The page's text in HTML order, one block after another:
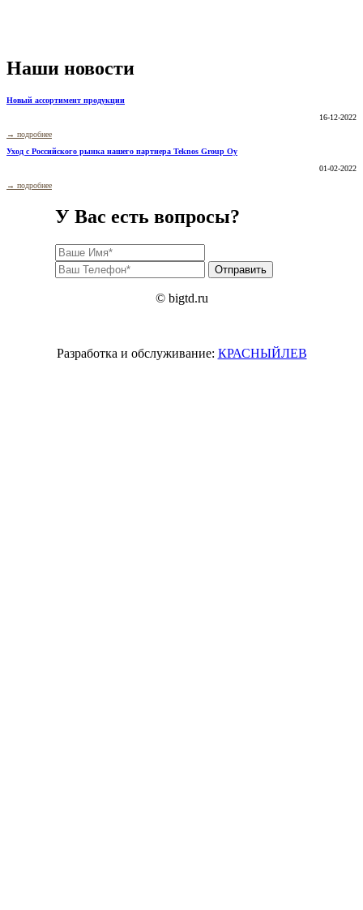
Наши новости
Новый ассортимент продукции
16-12-2022
→ подробнее
Уход с Российского рынка нашего партнера Teknos Group Oy
01-02-2022
→ подробнее
У Вас есть вопросы?
© bigtd.ru
Разработка и обслуживание: КРАСНЫЙЛЕВ